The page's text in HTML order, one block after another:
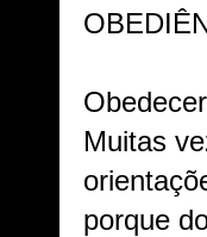
Muitas
porque